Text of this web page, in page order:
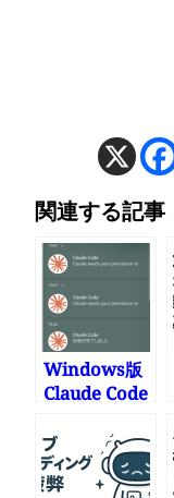
関連する記事
Windows版
Claude Code
い感じに通知
する